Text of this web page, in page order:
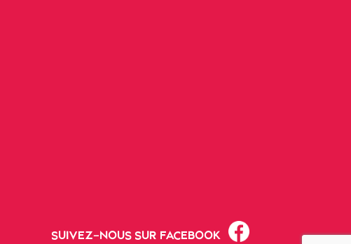
SUIVEZ-NOUS SUR FACEBOOK